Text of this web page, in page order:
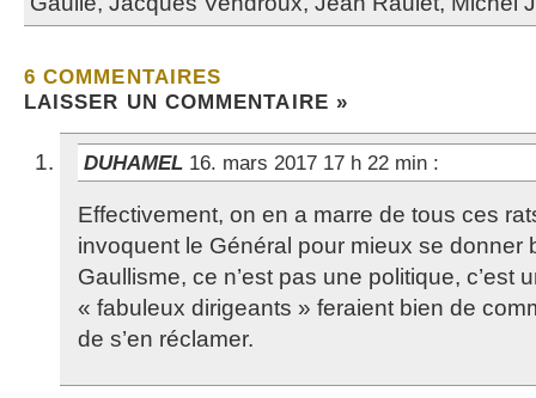
6 COMMENTAIRES
LAISSER UN COMMENTAIRE »
DUHAMEL 16. mars 2017 17 h 22 min :
Effectivement, on en a marre de tous ces
invoquent le Général pour mieux se donner
Gaullisme, ce n’est pas une politique, c’est
« fabuleux dirigeants » feraient bien de
de s’en réclamer.